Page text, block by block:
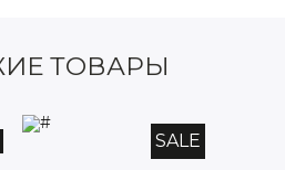
ТОВАРЫ
SALE